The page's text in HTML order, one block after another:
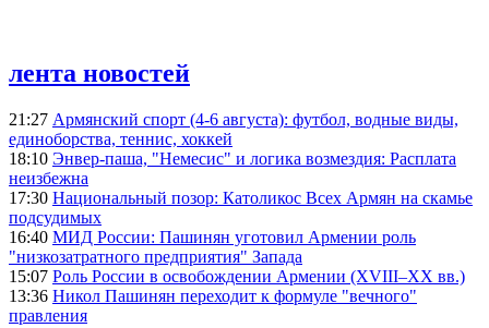
лента новостей
21:27 Армянский спорт (4-6 августа): футбол, водные виды,
единоборства, теннис, хоккей
18:10 Энвер-паша, "Немесис" и логика возмездия: Расплата
неизбежна
17:30 Национальный позор: Католикос Всех Армян на скамье
подсудимых
16:40 МИД России: Пашинян уготовил Армении роль
"низкозатратного предприятия" Запада
15:07 Роль России в освобождении Армении (XVIII–XX вв.)
13:36 Никол Пашинян переходит к формуле "вечного"
правления